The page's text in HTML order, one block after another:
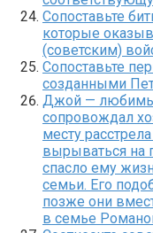
Сопоставьте
которые
(советским)
Сопоставьте
созданными
Джой —
сопровождал
месту
вырываться на
спасло ему
семьи. Его
позже они
в семье